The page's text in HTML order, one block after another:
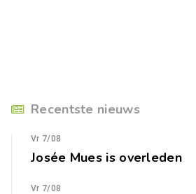
Recentste nieuws
Vr 7/08
Josée Mues is overleden
Vr 7/08